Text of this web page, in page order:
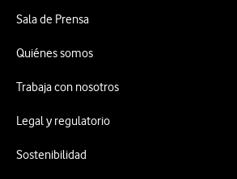
Sala de Prensa
Quiénes somos
Trabaja con nosotros
Legal y regulatorio
Sostenibilidad